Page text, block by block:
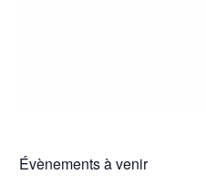
Évènements à venir